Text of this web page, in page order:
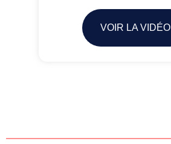
VOIR LA VIDÉO